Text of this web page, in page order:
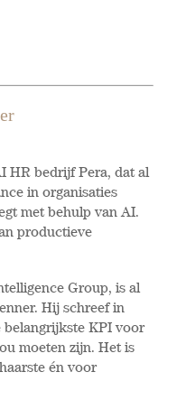
HR bedrijf Pera, dat al
in organisaties
met behulp van AI.
productieve
Group, is al
Hij schreef in
belangrijkste KPI voor
moeten zijn. Het is
én voor